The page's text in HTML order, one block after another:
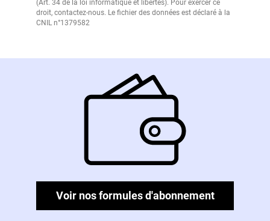
(Art. 34 de la loi informatique et libertés). Pour exercer ce
droit, contactez-nous. Le fichier des données est déclaré à la
CNIL n°1379582
Voir nos formules d'abonnement